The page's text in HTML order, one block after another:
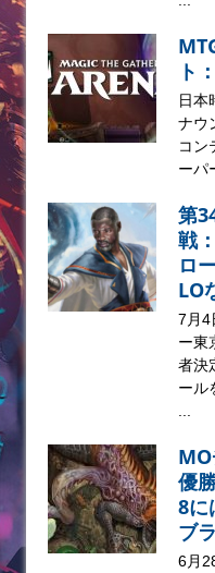
ト
日本
ナウ
コン
ーパ
第
戦
ロ
LO
7月4
ー東
者決
ール
MO
優
8に
ブ
6月